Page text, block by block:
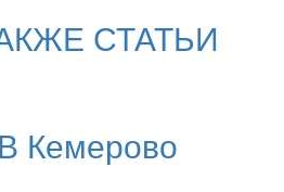
СТАТЬИ
В Кемерово